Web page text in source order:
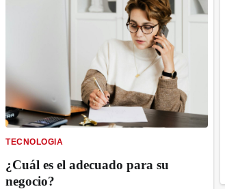
TECNOLOGIA
¿Cuál es el adecuado para su
negocio?